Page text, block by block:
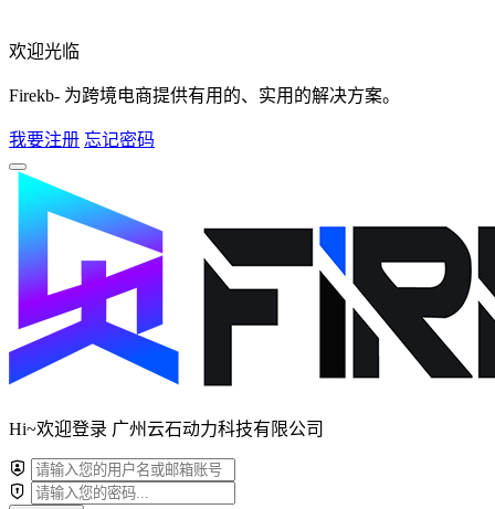
欢迎光临
Firekb- 为跨境电商提供有用的、实用的解决方案。
我要注册 忘记密码
Hi~欢迎登录 广州云石动力科技有限公司